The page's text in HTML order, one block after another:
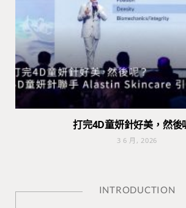
打完4D童妍針好美，然後
3 6 月, 2026
INTRODUCTION